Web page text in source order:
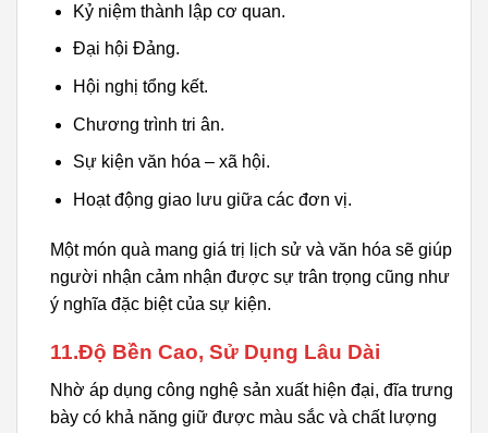
Kỷ niệm thành lập cơ quan.
Đại hội Đảng.
Hội nghị tổng kết.
Chương trình tri ân.
Sự kiện văn hóa – xã hội.
Hoạt động giao lưu giữa các đơn vị.
Một món quà mang giá trị lịch sử và văn hóa sẽ giúp
người nhận cảm nhận được sự trân trọng cũng như
ý nghĩa đặc biệt của sự kiện.
11.Độ Bền Cao, Sử Dụng Lâu Dài
Nhờ áp dụng công nghệ sản xuất hiện đại, đĩa trưng
bày có khả năng giữ được màu sắc và chất lượng